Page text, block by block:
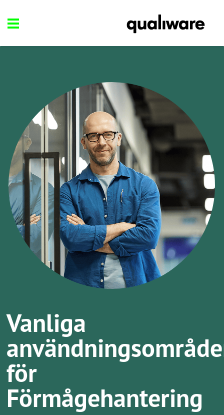
Vanliga
för
Förmågehantering